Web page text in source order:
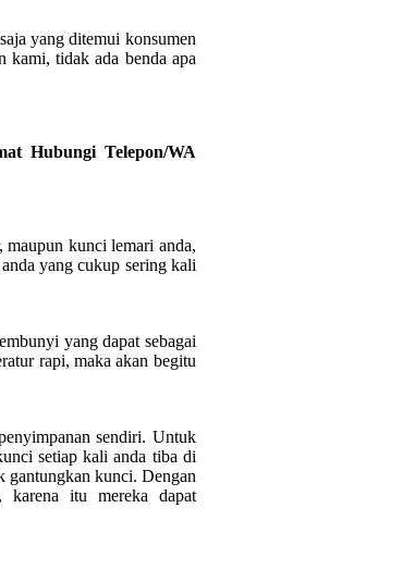
yang ditemui konsumen
kami, tidak ada benda apa
Hubungi Telepon/WA
kunci lemari anda,
yang cukup sering kali
yang dapat sebagai
rapi, maka akan begitu
sendiri. Untuk
setiap kali anda tiba di
gantungkan kunci. Dengan
itu mereka dapat